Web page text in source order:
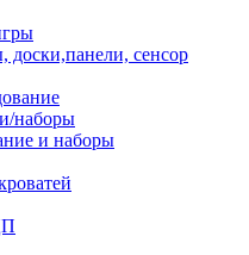
доски,панели, сенсор
наборы
и наборы